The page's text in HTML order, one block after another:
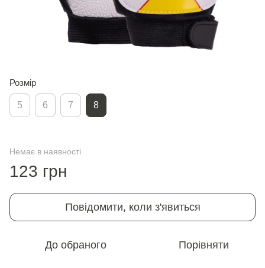
Розмір
5 6 7 8
Немає в наявності
123 грн
Повідомити, коли з'явиться
До обраного Порівняти